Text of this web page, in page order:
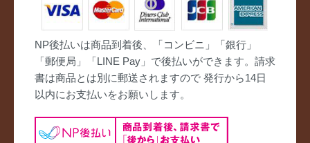
NP後払いは商品到着後、「コンビニ」「銀行」
「郵便局」「LINE Pay」で後払いができます。請求
書は商品とは別に郵送されますので 発行から14日
以内にお支払いをお願いします。